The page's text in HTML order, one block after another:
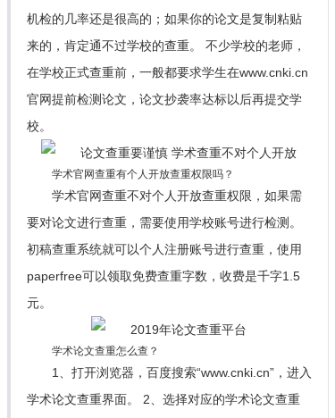
机检的几率还是很高的；如果你的论文是复制粘贴
来的，肯定通不过学校的查重。 不少学校的老师，
在学校正式查重前，一般都要求学生在www.cnki.cn
官网提前检测论文，论文抄袭率达标以后再提交学
校。
学术官网查重有个人开放查重权限吗？
学术官网查重不对个人开放查重权限，如果需
要对论文进行查重，需要使用学校账号进行检测。
初稿查重系统就可以个人注册账号进行查重，使用
paperfree可以领取免费查重字数，收费是千字1.5
元。
学术论文查重怎么查？
1、打开浏览器，百度搜索“www.cnki.cn”，进入
学术论文查重界面。 2、选择对应的学术论文查重